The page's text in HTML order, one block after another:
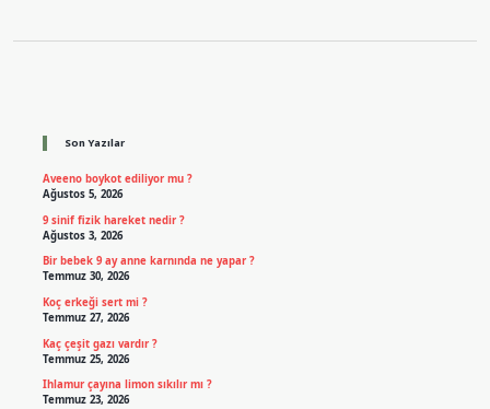
Son Yazılar
Aveeno boykot ediliyor mu ?
Ağustos 5, 2026
9 sinif fizik hareket nedir ?
Ağustos 3, 2026
Bir bebek 9 ay anne karnında ne yapar ?
Temmuz 30, 2026
Koç erkeği sert mi ?
Temmuz 27, 2026
Kaç çeşit gazı vardır ?
Temmuz 25, 2026
Ihlamur çayına limon sıkılır mı ?
Temmuz 23, 2026